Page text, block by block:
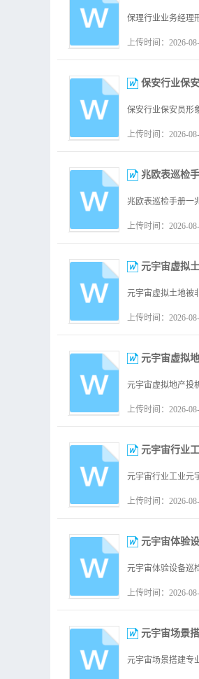
上传时间：2026-
保安行业保
上传时间：2026-
兆欧表巡检
上传时间：2026-
元宇宙虚拟
上传时间：2026-
元宇宙虚拟
上传时间：2026-
元宇宙行业
上传时间：2026-
元宇宙体验
上传时间：2026-
元宇宙场景